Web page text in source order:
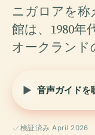
ニガロアを称
館は、1980年
オークランド
音声ガイドを
検証済み April 2026